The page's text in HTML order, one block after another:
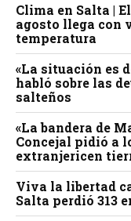
Clima en Salta |
agosto llega con
temperatura
«La situación es
habló sobre las
salteños
«La bandera de
Concejal pidió a
extranjericen
Viva la libertad
Salta perdió 313